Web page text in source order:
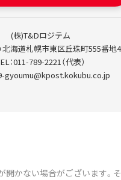
(株)T&Dロジテム
北海道札幌市東区丘珠町555番地4
：011-789-2221（代表）
gyoumu@kpost.kokubu.co.jp
かない場合がございます